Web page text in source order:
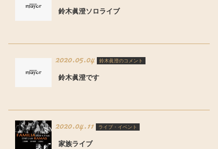
鈴木眞澄ソロライブ
2020.05.04 鈴木眞澄のコメント
鈴木眞澄です
2020.04.11 ライブ・イベント
家族ライブ